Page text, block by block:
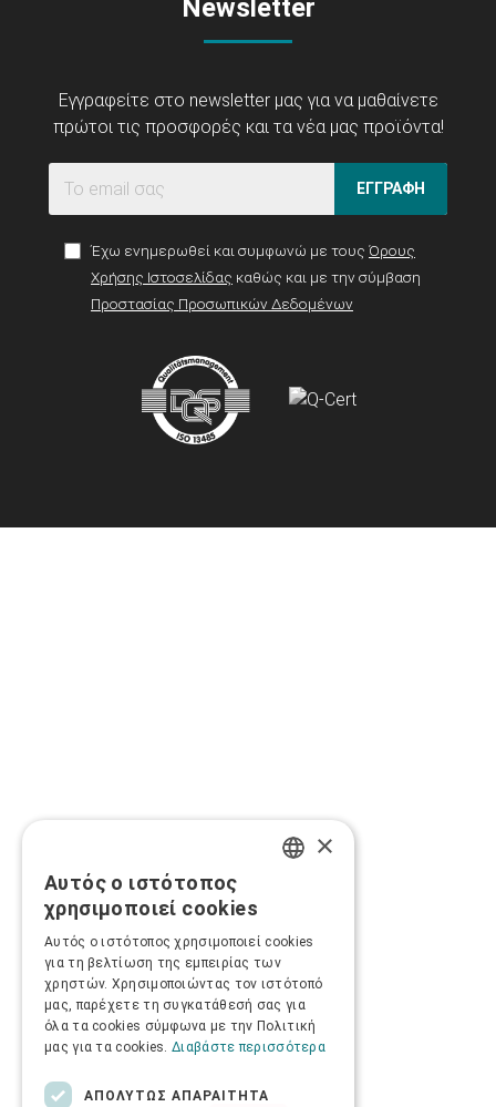
Newsletter
Εγγραφείτε στο newsletter μας για να μαθαίνετε
πρώτοι τις προσφορές και τα νέα μας προϊόντα!
ΕΓΓΡΑΦΗ
Έχω ενημερωθεί και συμφωνώ με τους Όρους
Χρήσης Ιστοσελίδας καθώς και με την σύμβαση
Προστασίας Προσωπικών Δεδομένων
×
Αυτός ο ιστότοπος
χρησιμοποιεί cookies
Αυτός ο ιστότοπος χρησιμοποιεί cookies
για τη βελτίωση της εμπειρίας των
χρηστών. Χρησιμοποιώντας τον ιστότοπό
μας, παρέχετε τη συγκατάθεσή σας για
όλα τα cookies σύμφωνα με την Πολιτική
μας για τα cookies. Διαβάστε περισσότερα
ΑΠΟΛΎΤΩΣ ΑΠΑΡΑΊΤΗΤΑ